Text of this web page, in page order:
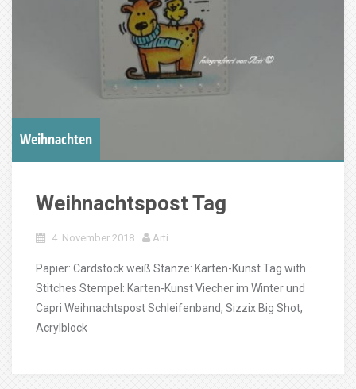
Weihnachten
Weihnachtspost Tag
4. November 2018 Arti
Papier: Cardstock weiß Stanze: Karten-Kunst Tag with
Stitches Stempel: Karten-Kunst Viecher im Winter und
Capri Weihnachtspost Schleifenband, Sizzix Big Shot,
Acrylblock